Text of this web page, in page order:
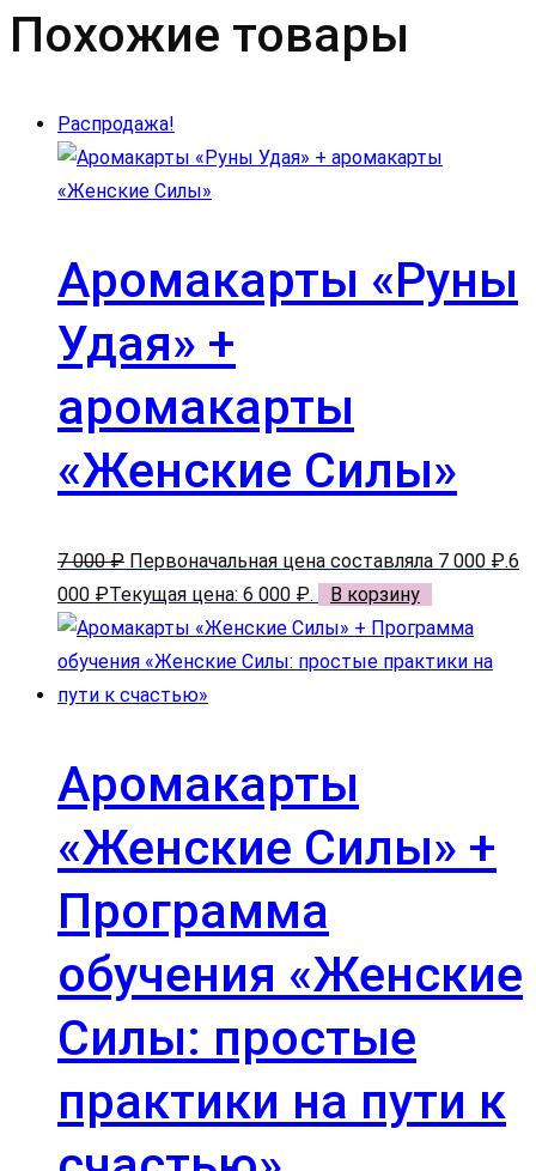
Похожие товары
Распродажа!
Аромакарты «Руны
Удая» +
аромакарты
«Женские Силы»
7 000₽ Первоначальная цена составляла 7 000 ₽.6
000 ₽Текущая цена: 6 000 ₽. В корзину
Аромакарты
«Женские Силы» +
Программа
обучения «Женские
Силы: простые
практики на пути к